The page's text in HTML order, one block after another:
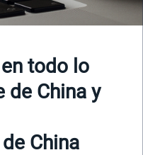
todo lo
de China y
China